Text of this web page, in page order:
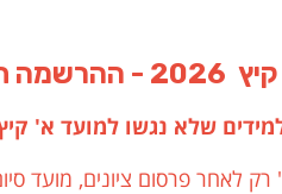
שלא נגשו למועד א'
לאחר פרסום ציונים, מועד